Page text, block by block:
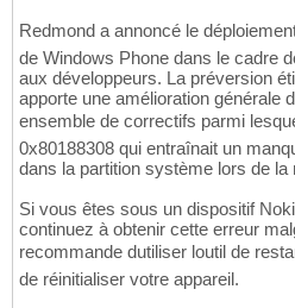
Redmond a annoncé le
de Windows Phone dans le cadre
aux développeurs. La préversion
apporte une amélioration générale
ensemble de correctifs parmi
0x80188308 qui entraînait un
dans la partition système lors de la
Si vous êtes sous un dispositif
continuez à obtenir cette erreur
recommande dutiliser loutil de
de réinitialiser votre appareil.